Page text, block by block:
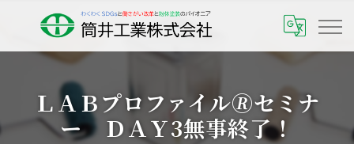
ＬＡＢプロファイル🄬セミナ
ー ＤＡＹ3無事終了！